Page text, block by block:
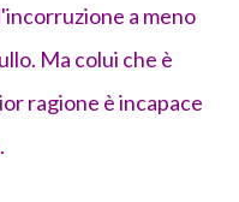
a meno
Ma colui che è
ragione è incapace